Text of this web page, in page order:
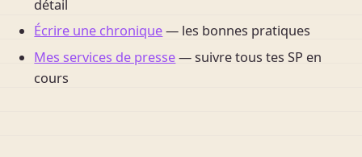
détail
Écrire une chronique— les bonnes pratiques
Mes services de presse— suivre tous tes SP en
cours